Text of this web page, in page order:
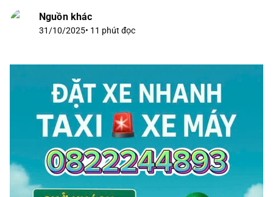
Nguồn khác
31/10/2025• 11 phút đọc